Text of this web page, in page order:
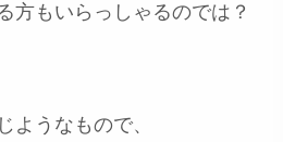
方もいらっしゃるのでは？
ようなもので、